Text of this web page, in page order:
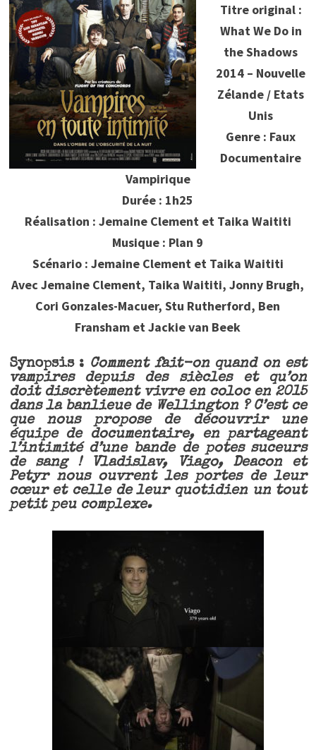
Titre original :
What We Do in
the Shadows
2014 – Nouvelle
Zélande / Etats
Unis
Genre : Faux
Documentaire
Vampirique
Durée : 1h25
Réalisation : Jemaine Clement et Taika Waititi
Musique : Plan 9
Scénario : Jemaine Clement et Taika Waititi
Avec Jemaine Clement, Taika Waititi, Jonny Brugh,
Cori Gonzales-Macuer, Stu Rutherford, Ben
Fransham et Jackie van Beek
Synopsis : Comment fait-on quand on est
vampires depuis des siècles et qu’on
doit discrètement vivre en coloc en 2015
dans la banlieue de Wellington ? C’est ce
que nous propose de découvrir une
équipe de documentaire, en partageant
l’intimité d’une bande de potes suceurs
de sang ! Vladislav, Viago, Deacon et
Petyr nous ouvrent les portes de leur
cœur et celle de leur quotidien un tout
petit peu complexe.